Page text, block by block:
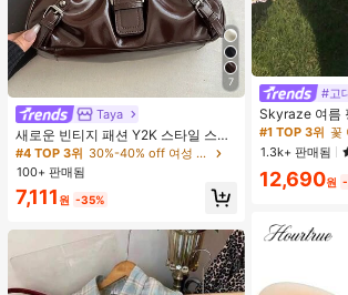
7
Taya
새로운 빈티지 패션 Y2K 스타일 스퀘
어 백, 금속 벨트 버클, 지퍼 개폐, 경량
미니멀리스트, 솔리드 컬러 플리츠 숄
더 언더암 백. 여성의 일상, 캐주얼, 출
퇴근, 업무, 휴가 및 학생용으로 적합
#4 TOP 3위
30%-40% off 여성 숄더백
100+ 판매됨
7,111 원 -35%
#고
Skyraze 여름
름 메쉬 캐미
봄 옷
#1 TOP 3위 꽃
1.3k+ 판매됨
12,690원